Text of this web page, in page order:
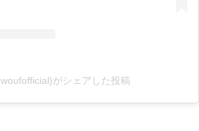
がシェアした投稿